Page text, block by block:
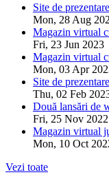
Site de
Mon, 28 Aug
Magazin virtual
Fri, 23 Jun 2023
Magazin virtual
Mon, 03 Apr
Site de
Thu, 02 Feb
Două lansări de
Fri, 25 Nov 2022
Magazin virtual
Mon, 10 Oct
Vezi toate